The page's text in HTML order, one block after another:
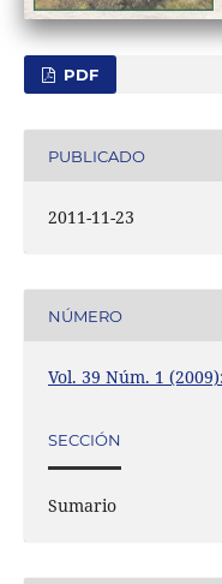
PDF
PUBLICADO
2011-11-23
NÚMERO
Vol. 39 Núm. 1
SECCIÓN
Sumario